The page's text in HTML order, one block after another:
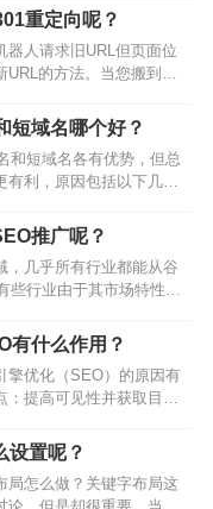
场中脱颖而出,提高品牌
从多个方面为制造业企
。关键词优化篇确定关键
定一个合适的关键词池。
企业的产品类型、目标客
以使用一些关…
重定向呢？
器人请求旧URL但页面位
URL的方法。当您搬到美
的旧地址发送邮件，
发规则并意识到您不再居
邮件并将其递送到您的新
是重定向的工作原理。用
然后他们会被转发到新位
需要使用重定向…
短域名哪个好？
和短域名各有优势，但总
有利，原因包括以下几
户倾向于分享简洁易记
中尤为重要。长域名：
，导致用户在返回或分享
量。品牌识别：短域名：
值得信赖，提升品牌知名
，不易建立品牌印象。
推广呢？
，几乎所有行业都能从谷
些行业由于其市场特性和
都是比较适合谷歌
价比较高，或者一单数
单的价值很高。一年可能
回谷歌SEO的投资回报。
，客户比较有耐心。更适
较长时间才能看…
有什么作用？
擎优化（SEO）的原因有
：提高可见性并获取目标
加潜在客户的可见度。
首页，因为海外不像国
索结果，在海外的人是非
设置呢？
局怎么做？关键字布局这